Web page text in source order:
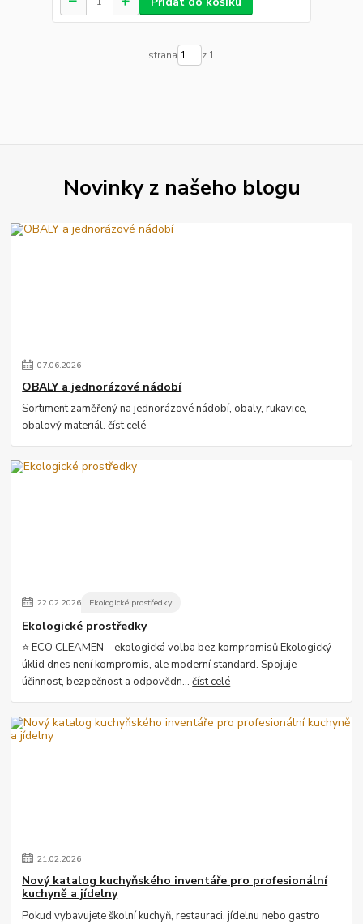
strana z 1
Novinky z našeho blogu
07.06.2026
OBALY a jednorázové nádobí
Sortiment zaměřený na jednorázové nádobí, obaly, rukavice,
obalový materiál.číst celé
22.02.2026 Ekologické prostředky
Ekologické prostředky
⭐ ECO CLEAMEN – ekologická volba bez kompromisů Ekologický
úklid dnes není kompromis, ale moderní standard. Spojuje
účinnost, bezpečnost a odpovědn...číst celé
21.02.2026
Nový katalog kuchyňského inventáře pro profesionální
kuchyně a jídelny
Pokud vybavujete školní kuchyň, restauraci, jídelnu nebo gastro